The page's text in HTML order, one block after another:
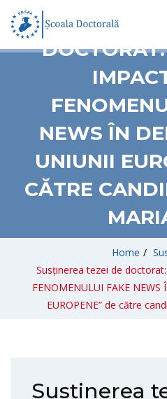
NEWS ÎN
UNIUNII
CĂTRE
Home /
Susținerea tezei de
FENOMENULUI FAKE
EUROPENE” de către
Susținerea